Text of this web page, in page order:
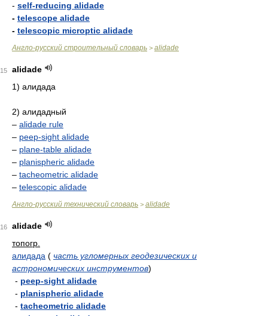
- self-reducing alidade
- telescope alidade
- telescopic microptic alidade
Англо-русский строительный словарь > alidade
15
alidade
1) алидада
2) алидадный
– alidade rule
– peep-sight alidade
– plane-table alidade
– planispheric alidade
– tacheometric alidade
– telescopic alidade
Англо-русский технический словарь > alidade
16
alidade
топогр.
алидада ( часть угломерных геодезических и
астрономических инструментов)
- peep-sight alidade
- planispheric alidade
- tacheometric alidade